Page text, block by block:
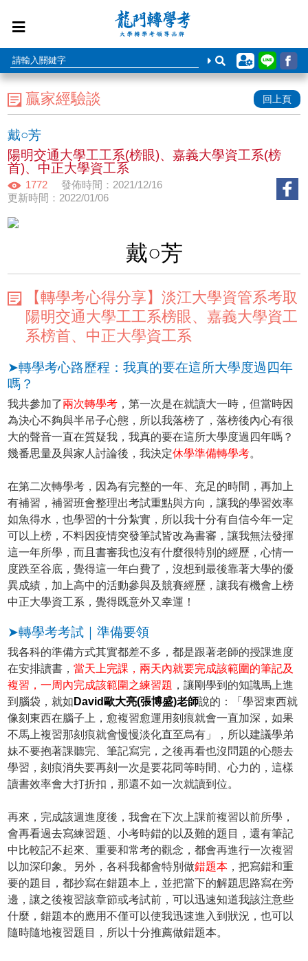
贏家經驗談 回上頁
戴○芳
陽明交通大學工工系(榜眼)、嘉義大學資工系(榜
首)、中正大學資工系
1772
發佈時間：2021/12/16
更新時間：2022/01/06
戴○芳
【轉學考心得分享】淡江大學資管系考取
陽明交通大學工工系榜眼、嘉義大學資工
系榜首、中正大學資工系
➤轉學考心路歷程：我真的要在這所大學度過四年
嗎？
我共參加了兩次轉學考 ，第一次是在就讀大一時，但當時因
為決心不夠與半吊子心態，所以我落榜了，落榜後內心有很
大的聲音一直在質疑我，我真的要在這所大學度過四年嗎？
幾番思量及與家人討論後，我決定休學準備轉學考。
在第二次轉學考，因為有完整的一年、充足的時間，再加上
有補習，補習班會整理出考試重點與方向，讓我的學習效率
如魚得水，也學習的十分紮實，所以我十分有自信今年一定
可以上榜，不料因疫情突發筆試皆改為書審，讓我無法發揮
這一年所學，而且書審我也沒有什麼很特別的經歷，心情一
度跌至谷底，覺得這一年白費了，沒想到最後靠著大學的優
異成績，加上高中的活動參與及競賽經歷，讓我有機會上榜
中正大學資工系，覺得既意外又幸運！
➤轉學考考試｜準備要領
我各科的準備方式其實都差不多，都是跟著老師的授課進度
在安排讀書，當天上完課，兩天內就要完成該範圍的筆記及
複習，一周內完成該範圍之練習題 ，讓剛學到的知識馬上進
到腦袋，就如 David歐大亮(張博盛)老師說的：「學習東西就
像刻東西在腦子上，愈複習愈運用刻痕就會一直加深，如果
不馬上複習那刻痕就會慢慢淡化直至烏有」，所以建議學弟
妹不要抱著課聽完、筆記寫完，之後再看也沒問題的心態去
學習，刻痕消失要再刻一次是要花同等時間、心力的，這樣
讀書效率會大打折扣，那還不如一次就讀到位。
再來，完成該週進度後，我會在下次上課前複習以前所學，
會再看過去寫練習題、小考時錯的以及難的題目，還有筆記
中比較記不起來、重要和常考的觀念，都會再進行一次複習
以加深印象。另外，各科我都會特別做錯題本 ，把寫錯和重
要的題目，都抄寫在錯題本上，並把當下的解題思路寫在旁
邊，讓之後複習該章節或考試前，可以迅速知道我該注意些
什麼，錯題本的應用不僅可以使我迅速進入到狀況，也可以
隨時隨地複習題目，所以十分推薦做錯題本。